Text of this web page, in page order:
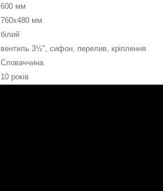
600 мм
760x480 мм
білий
вентиль 3½", сифон, перелив, кріплення
Словаччина
10 років